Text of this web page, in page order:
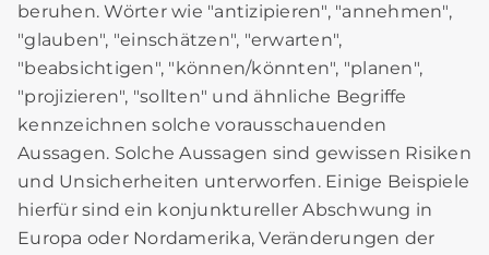
beruhen. Wörter wie "antizipieren", "annehmen",
"glauben", "einschätzen", "erwarten",
"beabsichtigen", "können/könnten", "planen",
"projizieren", "sollten" und ähnliche Begriffe
kennzeichnen solche vorausschauenden
Aussagen. Solche Aussagen sind gewissen Risiken
und Unsicherheiten unterworfen. Einige Beispiele
hierfür sind ein konjunktureller Abschwung in
Europa oder Nordamerika, Veränderungen der